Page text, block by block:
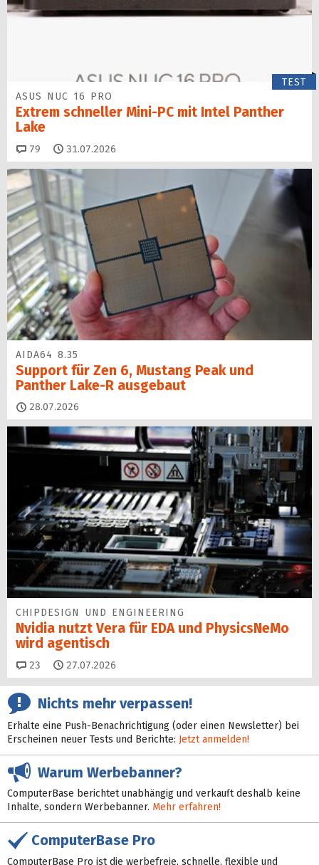
TEST
ASUS NUC 16 PRO
Extrem schneller Mini-PC mit Intel Panther
Lake
79 Kommentare
31.07.2026
AIDA64 8.35
Support für Zen 6, Mustang Peak und
Panther Lake-R ausgebaut
28.07.2026
CHIPDESIGN UND ENGINEERING
Nvidia nutzt Vera für EDA und PhysicsNeMo
wird agentisch
23 Kommentare
27.07.2026
Nichts mehr verpassen!
Erhalte eine Push-Benachrichtigung (oder einen Newsletter) bei
Erscheinen neuer Tests und Berichte: Jetzt anmelden!
Warum Werbebanner?
ComputerBase berichtet unabhängig und verkauft deshalb keine
Inhalte, sondern Werbebanner. Mehr erfahren!
ComputerBase Pro
ComputerBase Pro ist die werbefreie, schnelle, flexible und